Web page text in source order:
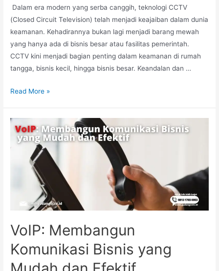
Dalam era modern yang serba canggih, teknologi CCTV
(Closed Circuit Television) telah menjadi keajaiban dalam dunia
keamanan. Kehadirannya bukan lagi menjadi barang mewah
yang hanya ada di bisnis besar atau fasilitas pemerintah.
CCTV kini menjadi bagian penting dalam keamanan di rumah
tangga, bisnis kecil, hingga bisnis besar. Keandalan dan …
Read More »
VoIP: Membangun
Komunikasi Bisnis yang